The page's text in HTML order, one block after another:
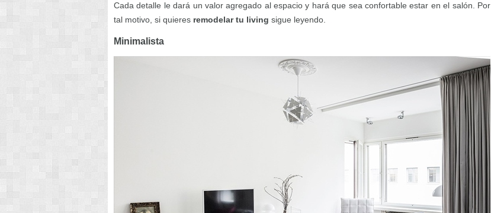
Cada detalle le dará un valor agregado al espacio y hará que sea confortable estar en el salón. Por
tal motivo, si quieres remodelar tu living sigue leyendo.
Minimalista